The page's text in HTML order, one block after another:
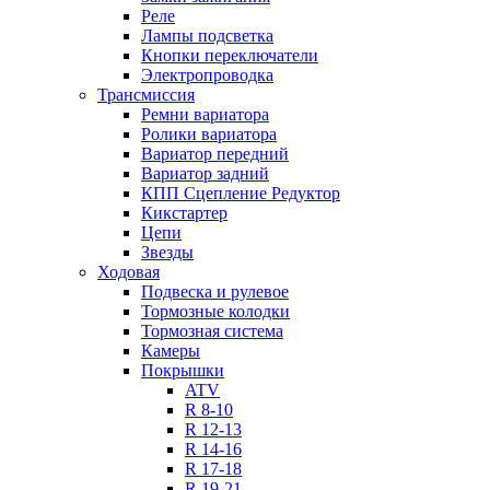
Реле
Лампы подсветка
Кнопки переключатели
Электропроводка
Трансмиссия
Ремни вариатора
Ролики вариатора
Вариатор передний
Вариатор задний
КПП Сцепление Редуктор
Кикстартер
Цепи
Звезды
Ходовая
Подвеска и рулевое
Тормозные колодки
Тормозная система
Камеры
Покрышки
ATV
R 8-10
R 12-13
R 14-16
R 17-18